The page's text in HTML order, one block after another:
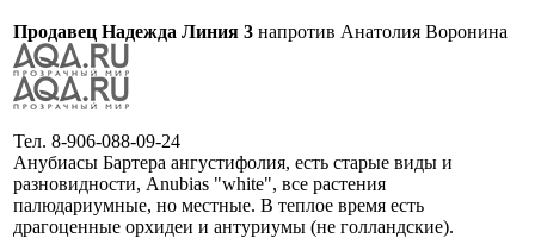
Продавец Надежда Линия 3 напротив Анатолия Воронина
Тел. 8-906-088-09-24
Анубиасы Бартера ангустифолия, есть старые виды и
разновидности, Anubias "white", все растения
палюдариумные, но местные. В теплое время есть
драгоценные орхидеи и антуриумы (не голландские).